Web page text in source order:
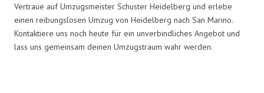
Vertraue auf Umzugsmeister Schuster Heidelberg und erlebe
einen reibungslosen Umzug von Heidelberg nach San Marino.
Kontaktiere uns noch heute für ein unverbindliches Angebot und
lass uns gemeinsam deinen Umzugstraum wahr werden.